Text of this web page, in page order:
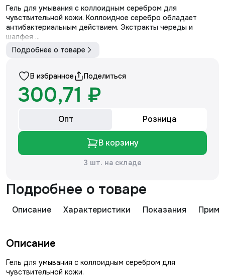
Гель для умывания с коллоидным серебром для
чувствительной кожи. Коллоидное серебро обладает
антибактериальным действием. Экстракты череды и
шалфея ...
Подробнее о товаре
В избранное Поделиться
300,71 ₽
Опт Розница
В корзину
3 шт. на складе
Подробнее о товаре
Описание Характеристики Показания
Описание
Гель для умывания с коллоидным серебром для
чувствительной кожи.